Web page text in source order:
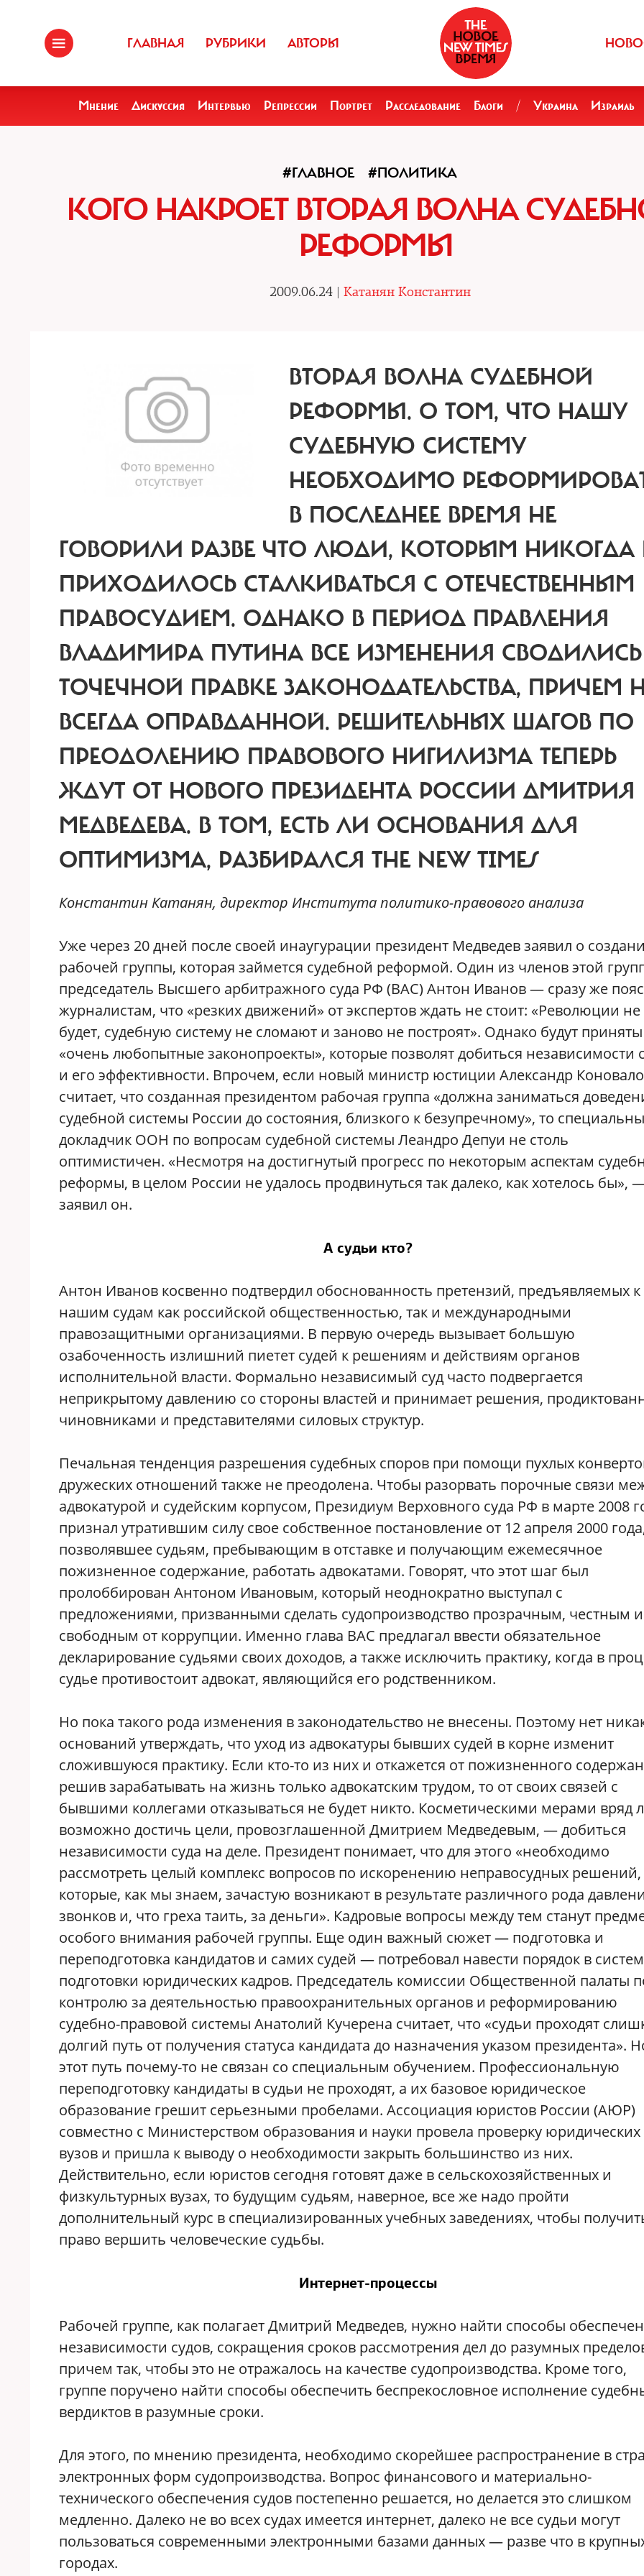
ГЛАВНАЯ РУБРИКИ АВТОРЫ
Мнение Дискуссия Интервью Репрессии Портрет Расследование Блоги / Украина Израиль
#ГЛАВНОЕ #ПОЛИТИКА
КОГО НАКРОЕТ ВТОРАЯ ВОЛНА
РЕФОРМЫ
2009.06.24 | Катанян Константин
ВТОРАЯ ВОЛНА СУДЕБНОЙ
РЕФОРМЫ. О ТОМ, ЧТО НАШУ
СУДЕБНУЮ СИСТЕМУ
НЕОБХОДИМО
В ПОСЛЕДНЕЕ ВРЕМЯ НЕ
ГОВОРИЛИ РАЗВЕ ЧТО ЛЮДИ, КОТОРЫМ НИКОГДА
ПРИХОДИЛОСЬ СТАЛКИВАТЬСЯ С ОТЕЧЕСТВЕННЫМ
ПРАВОСУДИЕМ. ОДНАКО В ПЕРИОД ПРАВЛЕНИЯ
ВЛАДИМИРА ПУТИНА ВСЕ ИЗМЕНЕНИЯ
ТОЧЕЧНОЙ ПРАВКЕ ЗАКОНОДАТЕЛЬСТВА, ПРИЧЕМ
ВСЕГДА ОПРАВДАННОЙ. РЕШИТЕЛЬНЫХ ШАГОВ ПО
ПРЕОДОЛЕНИЮ ПРАВОВОГО НИГИЛИЗМА ТЕПЕРЬ
ЖДУТ ОТ НОВОГО ПРЕЗИДЕНТА РОССИИ ДМИТРИЯ
МЕДВЕДЕВА. В ТОМ, ЕСТЬ ЛИ ОСНОВАНИЯ ДЛЯ
ОПТИМИЗМА, РАЗБИРАЛСЯ THE NEW TIMES
Константин Катанян, директор Института политико-правового анализа
Уже через 20 дней после своей инаугурации президент Медведев заявил о
рабочей группы, которая займется судебной реформой. Один из членов этой
председатель Высшего арбитражного суда РФ (ВАС) Антон Иванов — сразу же
журналистам, что «резких движений» от экспертов ждать не стоит: «Революции не
будет, судебную систему не сломают и заново не построят». Однако будут приняты
«очень любопытные законопроекты», которые позволят добиться независимости
и его эффективности. Впрочем, если новый министр юстиции Александр
считает, что созданная президентом рабочая группа «должна заниматься
судебной системы России до состояния, близкого к безупречному», то
докладчик ООН по вопросам судебной системы Леандро Депуи не столь
оптимистичен. «Несмотря на достигнутый прогресс по некоторым аспектам
реформы, в целом России не удалось продвинуться так далеко, как хотелось бы»,
заявил он.
А судьи кто?
Антон Иванов косвенно подтвердил обоснованность претензий, предъявляемых к
нашим судам как российской общественностью, так и международными
правозащитными организациями. В первую очередь вызывает большую
озабоченность излишний пиетет судей к решениям и действиям органов
исполнительной власти. Формально независимый суд часто подвергается
неприкрытому давлению со стороны властей и принимает решения,
чиновниками и представителями силовых структур.
Печальная тенденция разрешения судебных споров при помощи пухлых
дружеских отношений также не преодолена. Чтобы разорвать порочные связи
адвокатурой и судейским корпусом, Президиум Верховного суда РФ в марте 2008
признал утратившим силу свое собственное постановление от 12 апреля 2000
позволявшее судьям, пребывающим в отставке и получающим ежемесячное
пожизненное содержание, работать адвокатами. Говорят, что этот шаг был
пролоббирован Антоном Ивановым, который неоднократно выступал с
предложениями, призванными сделать судопроизводство прозрачным, честным и
свободным от коррупции. Именно глава ВАС предлагал ввести обязательное
декларирование судьями своих доходов, а также исключить практику, когда в
судье противостоит адвокат, являющийся его родственником.
Но пока такого рода изменения в законодательство не внесены. Поэтому нет
оснований утверждать, что уход из адвокатуры бывших судей в корне изменит
сложившуюся практику. Если кто-то из них и откажется от пожизненного
решив зарабатывать на жизнь только адвокатским трудом, то от своих связей с
бывшими коллегами отказываться не будет никто. Косметическими мерами вряд
возможно достичь цели, провозглашенной Дмитрием Медведевым, — добиться
независимости суда на деле. Президент понимает, что для этого «необходимо
рассмотреть целый комплекс вопросов по искоренению неправосудных решений,
которые, как мы знаем, зачастую возникают в результате различного рода
звонков и, что греха таить, за деньги». Кадровые вопросы между тем станут
особого внимания рабочей группы. Еще один важный сюжет — подготовка и
переподготовка кандидатов и самих судей — потребовал навести порядок в
подготовки юридических кадров. Председатель комиссии Общественной палаты
контролю за деятельностью правоохранительных органов и реформированию
судебно-правовой системы Анатолий Кучерена считает, что «судьи проходят
долгий путь от получения статуса кандидата до назначения указом президента».
этот путь почему-то не связан со специальным обучением. Профессиональную
переподготовку кандидаты в судьи не проходят, а их базовое юридическое
образование грешит серьезными пробелами. Ассоциация юристов России (АЮР)
совместно с Министерством образования и науки провела проверку юридических
вузов и пришла к выводу о необходимости закрыть большинство из них.
Действительно, если юристов сегодня готовят даже в сельскохозяйственных и
физкультурных вузах, то будущим судьям, наверное, все же надо пройти
дополнительный курс в специализированных учебных заведениях, чтобы
право вершить человеческие судьбы.
Интернет-процессы
Рабочей группе, как полагает Дмитрий Медведев, нужно найти способы
независимости судов, сокращения сроков рассмотрения дел до разумных
причем так, чтобы это не отражалось на качестве судопроизводства. Кроме того,
группе поручено найти способы обеспечить беспрекословное исполнение
вердиктов в разумные сроки.
Для этого, по мнению президента, необходимо скорейшее распространение в
электронных форм судопроизводства. Вопрос финансового и материально-
технического обеспечения судов постепенно решается, но делается это слишком
медленно. Далеко не во всех судах имеется интернет, далеко не все судьи могут
пользоваться современными электронными базами данных — разве что в
городах.